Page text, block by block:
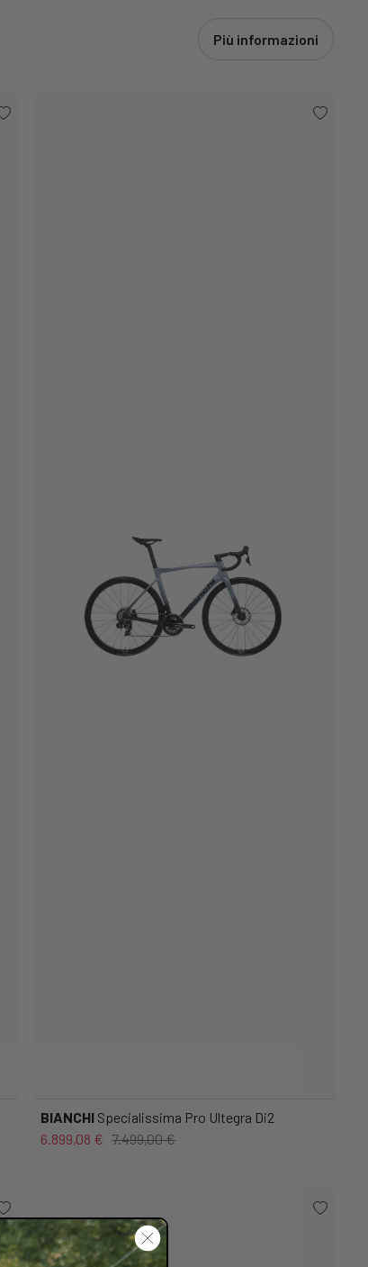
Più informazioni
BIANCHI Specialissima Pro Ultegra Di2
6.899,08 € 7.499,00 €